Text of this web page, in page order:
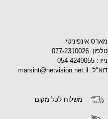
מארס אינפיניטי
טלפון: 077-2310026
נייד: 054-4249055
דוא"ל: marsint@netvision.net.il
משלוח לכל מקום